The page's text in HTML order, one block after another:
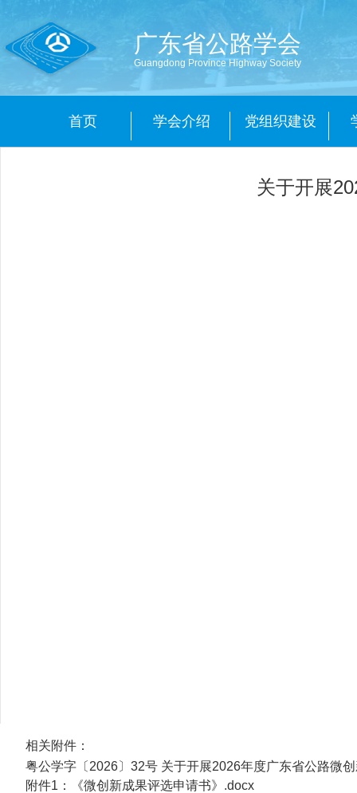
广东省公路学会
Guangdong Province Highway Society
首页 学会介绍 党组织建设
关于开展
相关附件：
粤公学字〔2026〕32号 关于开展2026年度广东省公路微
附件1：《微创新成果评选申请书》.docx